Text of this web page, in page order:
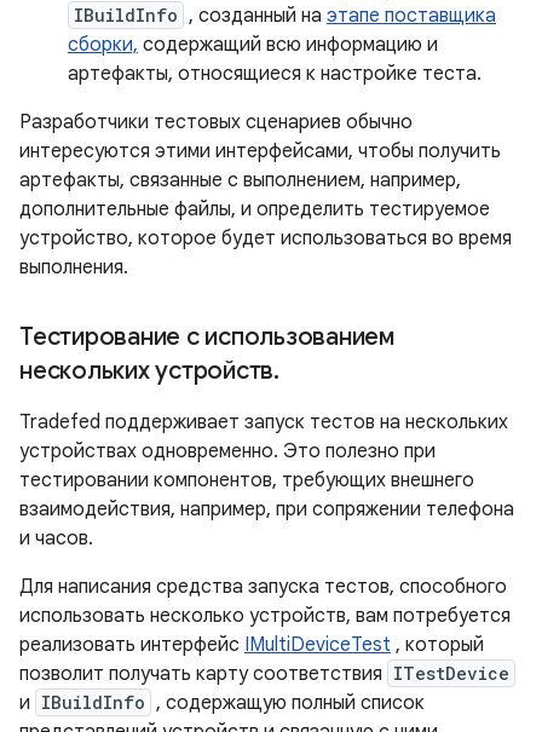
IBuildInfo , созданный на этапе поставщика
сборки, содержащий всю информацию и
артефакты, относящиеся к настройке теста.
Разработчики тестовых сценариев обычно
интересуются этими интерфейсами, чтобы получить
артефакты, связанные с выполнением, например,
дополнительные файлы, и определить тестируемое
устройство, которое будет использоваться во время
выполнения.
Тестирование с использованием
нескольких устройств.
Tradefed поддерживает запуск тестов на нескольких
устройствах одновременно. Это полезно при
тестировании компонентов, требующих внешнего
взаимодействия, например, при сопряжении телефона
и часов.
Для написания средства запуска тестов, способного
использовать несколько устройств, вам потребуется
реализовать интерфейс IMultiDeviceTest , который
позволит получать карту соответствия ITestDevice
и IBuildInfo , содержащую полный список